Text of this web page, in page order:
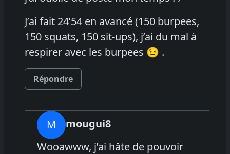
J’ai fait 24’54 en avancé (150 burpees,
150 squats, 150 sit-ups), j’ai du mal à
respirer avec les burpees 😉 .
Répondre
M
mougui8
Wooawww, j’ai hâte de pouvoir